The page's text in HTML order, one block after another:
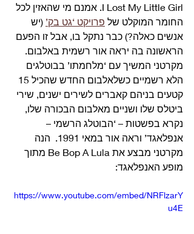
I Lost My Little Girl. אמנם מי שהאזין לכל
החומר המוקלט של פרויקט ‘גט בק’ (יש
אנשים כאלה?) כבר נתקל בו, אבל זו הפעם
הראשונה בה יראה אור רשמית באלבום.
מקרטני המשיך עם ‘מלחמתו’ בבוטלגים
קטעים בניהם קאברים לשירים ישנים, שירי
ביטלס שלו ושניים מאלבום הבכורה שלו,
נקרא בפשטות – ‘הבוטלג הרשמי –
אנפלאגד’ וראה אור במאי 1991.  הנה
מקרטני מבצע את Be Bop A Lula מתוך
מופע האנפלאגד:
https://www.youtube.com/embed/NRFlzarY
u4E